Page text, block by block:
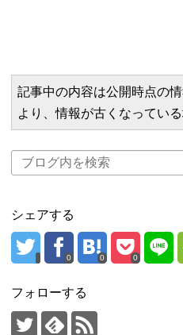
記事中の内容は公開時点の
より、情報が古くなっている
シェアする
0 0 0
フォローする